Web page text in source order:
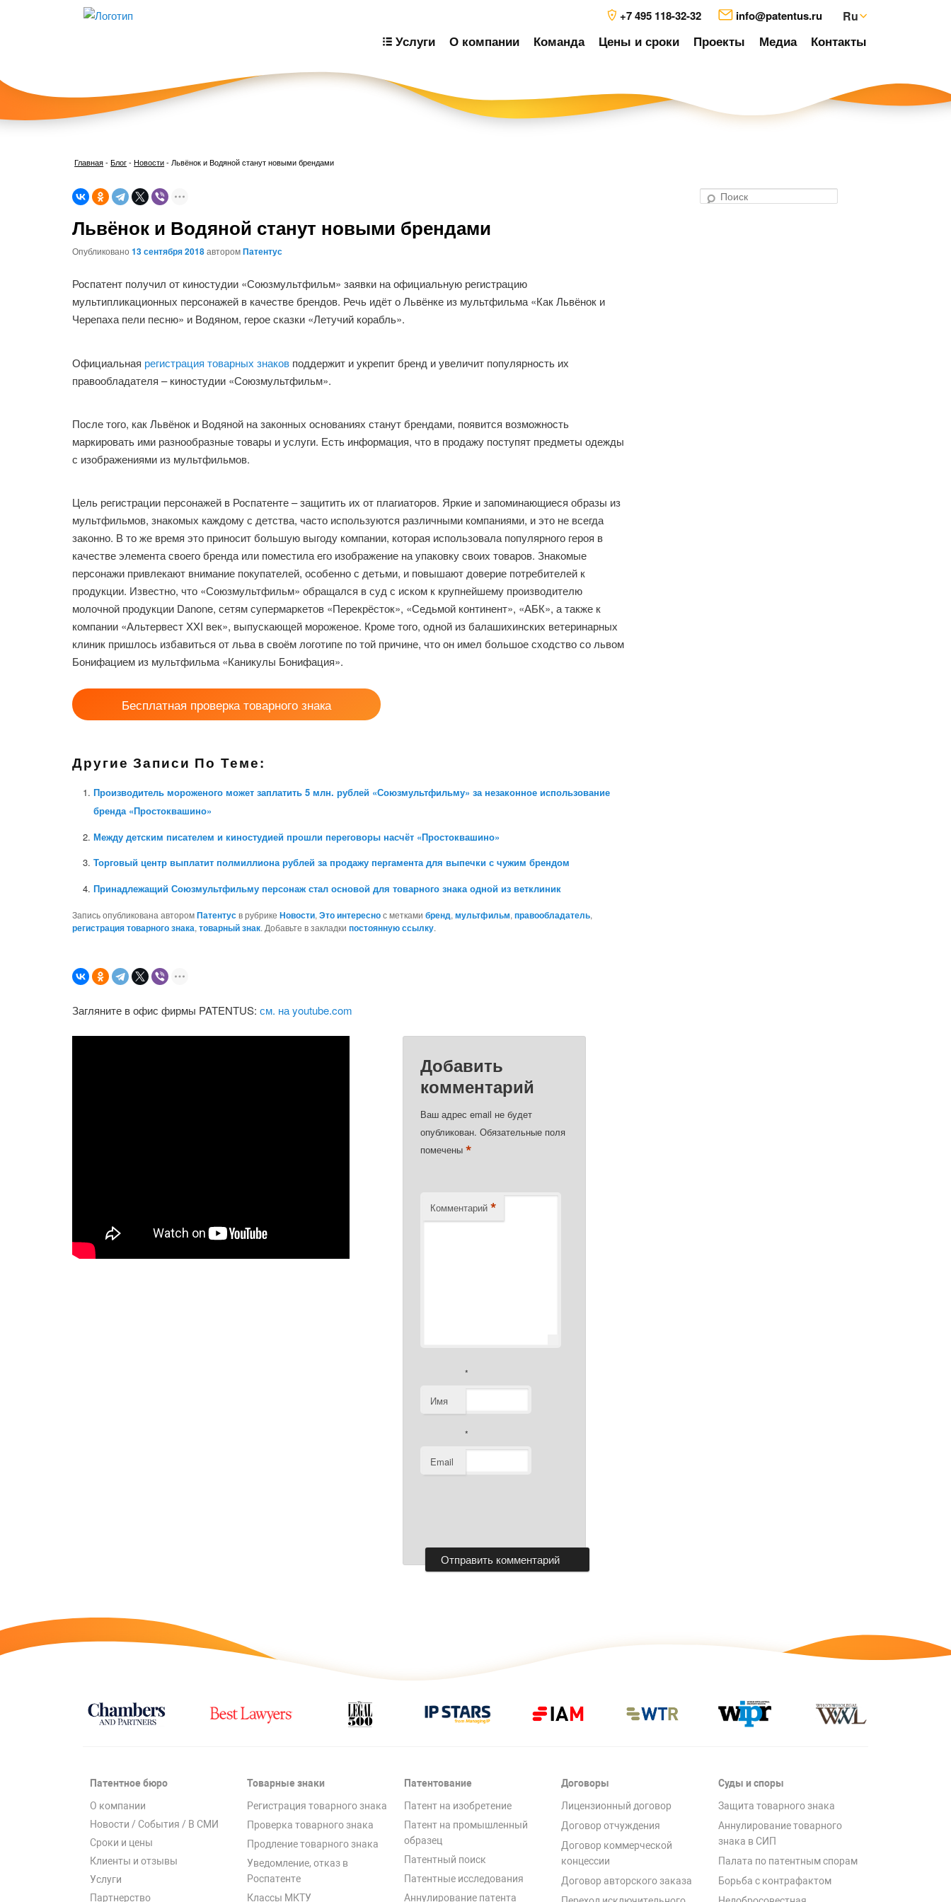
+7 495 118-32-32 info@patentus.ru Ru
Услуги О компании Команда Цены и сроки Проекты Медиа Контакты
Главная-Блог- Новости- Львёнок и Водяной станут новыми брендами
Львёнок и Водяной станут новыми брендами
Опубликовано13 сентября 2018авторомПатентус
Роспатент получил от киностудии «Союзмультфильм» заявки на официальную регистрацию
мультипликационных персонажей в качестве брендов. Речь идёт о Львёнке из мультфильма «Как Львёнок и
Черепаха пели песню» и Водяном, герое сказки «Летучий корабль».
Официальная регистрация товарных знаков поддержит и укрепит бренд и увеличит популярность их
правообладателя – киностудии «Союзмультфильм».
После того, как Львёнок и Водяной на законных основаниях станут брендами, появится возможность
маркировать ими разнообразные товары и услуги. Есть информация, что в продажу поступят предметы одежды
с изображениями из мультфильмов.
Цель регистрации персонажей в Роспатенте – защитить их от плагиаторов. Яркие и запоминающиеся образы из
мультфильмов, знакомых каждому с детства, часто используются различными компаниями, и это не всегда
законно. В то же время это приносит большую выгоду компании, которая использовала популярного героя в
качестве элемента своего бренда или поместила его изображение на упаковку своих товаров. Знакомые
персонажи привлекают внимание покупателей, особенно с детьми, и повышают доверие потребителей к
продукции. Известно, что «Союзмультфильм» обращался в суд с иском к крупнейшему производителю
молочной продукции Danone, сетям супермаркетов «Перекрёсток», «Седьмой континент», «АБК», а также к
компании «Альтервест XXI век», выпускающей мороженое. Кроме того, одной из балашихинских ветеринарных
клиник пришлось избавиться от льва в своём логотипе по той причине, что он имел большое сходство со львом
Бонифацием из мультфильма «Каникулы Бонифация».
Бесплатная проверка товарного знака
Другие Записи По Теме:
Производитель мороженого может заплатить 5 млн. рублей «Союзмультфильму» за незаконное использование
бренда «Простоквашино»
Между детским писателем и киностудией прошли переговоры насчёт «Простоквашино»
Торговый центр выплатит полмиллиона рублей за продажу пергамента для выпечки с чужим брендом
Принадлежащий Союзмультфильму персонаж стал основой для товарного знака одной из ветклиник
Запись опубликована авторомПатентусв рубрикеНовости,Это интереснос меткамибренд,мультфильм,правообладатель,
регистрация товарного знака,товарный знак. Добавьте в закладкипостоянную ссылку.
Загляните в офис фирмы PATENTUS:см. на youtube.com
Добавить
комментарий
Ваш адрес email не будет
опубликован. Обязательные поля
помечены*
Комментарий *
Имя
*
Email
*
Патентное бюро
О компании
Новости / События / В СМИ
Сроки и цены
Клиенты и отзывы
Услуги
Партнерство
Товарные знаки
Регистрация товарного знака
Проверка товарного знака
Продление товарного знака
Уведомление, отказ в
Роспатенте
Классы МКТУ
Патентование
Патент на изобретение
Патент на промышленный
образец
Патентный поиск
Патентные исследования
Аннулирование патента
Договоры
Лицензионный договор
Договор отчуждения
Договор коммерческой
концессии
Договор авторского заказа
Суды и споры
Защита товарного знака
Аннулирование товарного
знака в СИП
Палата по патентным спорам
Борьба с контрафактом